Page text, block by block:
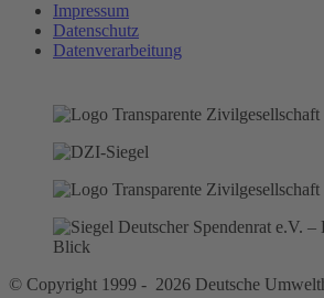
Impressum
Datenschutz
Datenverarbeitung
© Copyright 1999 - 2026 Deutsche